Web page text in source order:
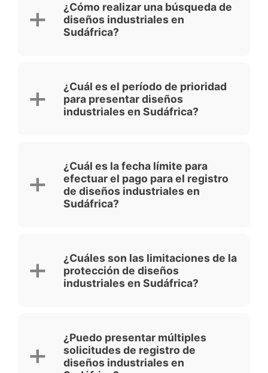
¿Cómo realizar una búsqueda de
diseños industriales en
Sudáfrica?
¿Cuál es el período de prioridad
para presentar diseños
industriales en Sudáfrica?
¿Cuál es la fecha límite para
efectuar el pago para el registro
de diseños industriales en
Sudáfrica?
¿Cuáles son las limitaciones de la
protección de diseños
industriales en Sudáfrica?
¿Puedo presentar múltiples
solicitudes de registro de
diseños industriales en